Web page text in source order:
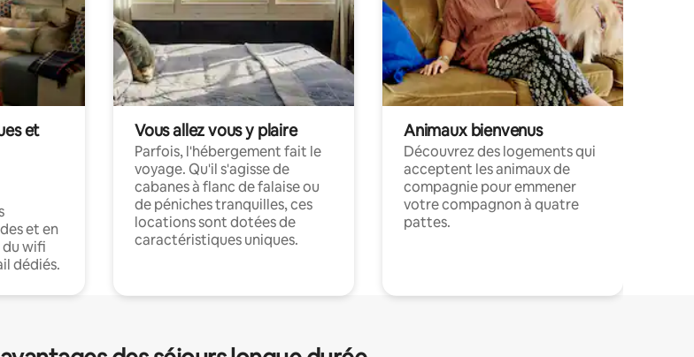
et
et en
wifi
dédiés.
Vous allez vous y plaire
Parfois, l'hébergement fait le
voyage. Qu'il s'agisse de
cabanes à flanc de falaise ou
de péniches tranquilles, ces
locations sont dotées de
caractéristiques uniques.
Animaux bienvenus
Découvrez des logements qui
acceptent les animaux de
compagnie pour emmener
votre compagnon à quatre
pattes.